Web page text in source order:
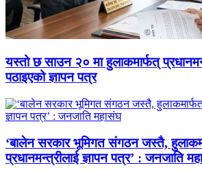
यस्तो छ साउन २० मा हुलाकमार्फत्
पठाइएको ज्ञापन पत्र
‘बालेन सरकार भूमिगत संगठन जस्तै,
प्रधानमन्त्रीलाई ज्ञापन पत्र’ : जनजाति